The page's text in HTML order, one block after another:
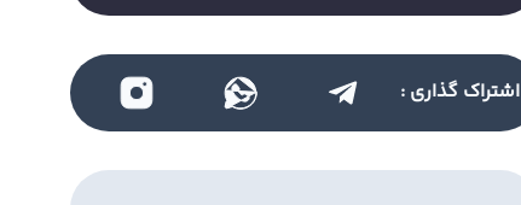
اشتراک گذاری :